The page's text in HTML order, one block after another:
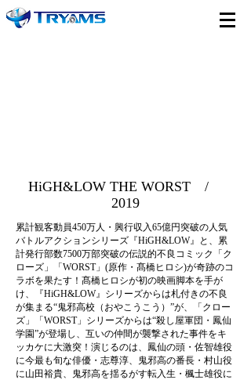
HiGH&LOW THE WORST /
2019
累計観客動員450万人・興行収入65億円突破の人気
バトルアクションシリーズ『HiGH&LOW』と、累
計発行部数7500万部突破の伝説的不良コミック「ク
ローズ」「WORST」(原作・髙橋ヒロシ)が奇跡のコ
ラボを果たす！髙橋ヒロシが初の映画脚本を手が
け、『HiGH&LOW』シリーズからは札付きの不良
が集まる“鬼邪高校（おやこうこう）”が、「クロー
ズ」「WORST」シリーズからは“殺し屋軍団・鳳仙
学園”が登場し、互いの仲間が襲撃された事件をキ
ッカケに大激突！演じるのは、鳳仙の頭・佐智雄役
に今最も旬な俳優・志尊淳、鬼邪高の番長・村山役
に山田裕貴、鬼邪高を揺るがす転入生・楓士雄役に